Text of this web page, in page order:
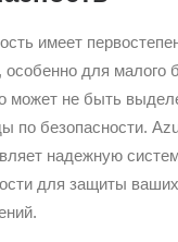
имеет
особенно для малого
может не быть
по безопасности.
надежную
для защиты